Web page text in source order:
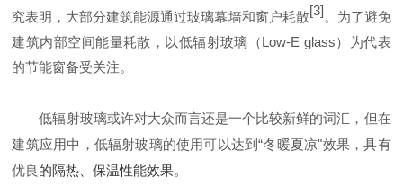
究表明，大部分建筑能源通过玻璃幕墙和窗户耗散[3]。为了避免
建筑内部空间能量耗散，以低辐射玻璃（Low-E glass）为代表
的节能窗备受关注。
低辐射玻璃或许对大众而言还是一个比较新鲜的词汇，但在
建筑应用中，低辐射玻璃的使用可以达到“冬暖夏凉"效果，具有
优良的隔热、保温性能效果。